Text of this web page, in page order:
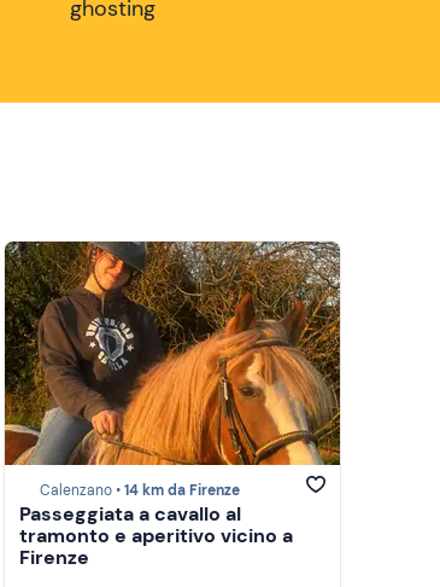
ghosting
Calenzano •14 km da Firenze
Passeggiata a cavallo al
tramonto e aperitivo vicino a
Firenze